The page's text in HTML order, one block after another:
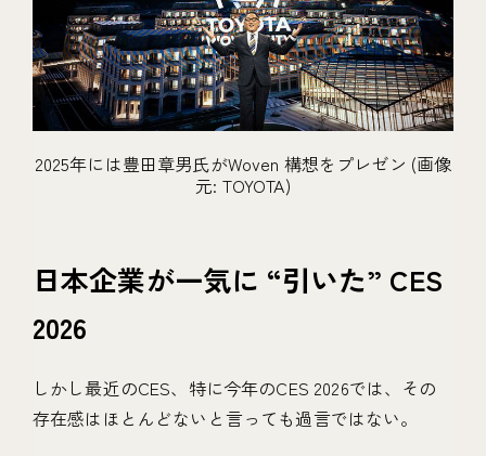
2025年には豊田章男氏がWoven 構想をプレゼン (画像
元: TOYOTA)
日本企業が一気に “引いた” CES
2026
しかし最近のCES、特に今年のCES 2026では、その
存在感はほとんどないと言っても過言ではない。